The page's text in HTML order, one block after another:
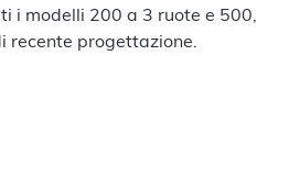
i modelli 200 a 3 ruote e 500,
recente progettazione.